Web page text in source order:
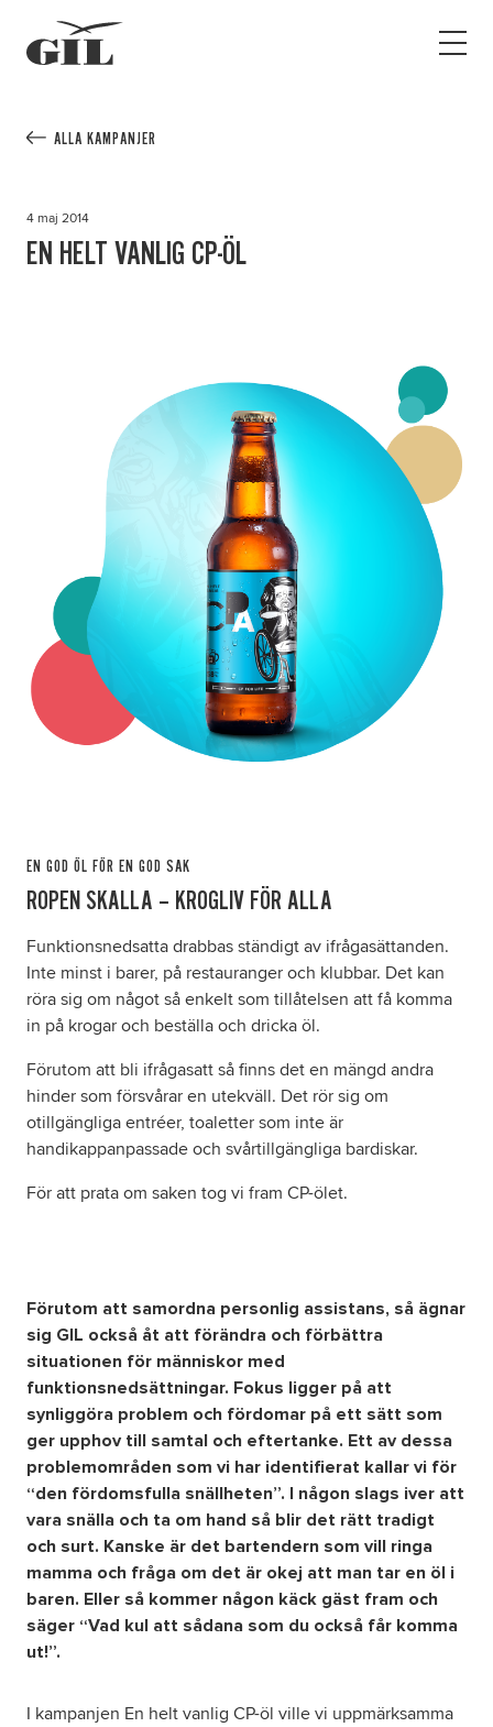
Open
Ha assistans
Jobb
Kampanjer
Om oss
Nyheter
Ordlista
ALLA KAMPANJER
4 maj 2014
EN HELT VANLIG CP-ÖL
EN GOD ÖL FÖR EN GOD SAK
ROPEN SKALLA – KROGLIV FÖR ALLA
Funktionsnedsatta drabbas ständigt av ifrågasättanden.
Inte minst i barer, på restauranger och klubbar. Det kan
röra sig om något så enkelt som tillåtelsen att få komma
in på krogar och beställa och dricka öl.
Förutom att bli ifrågasatt så finns det en mängd andra
hinder som försvårar en utekväll. Det rör sig om
otillgängliga entréer, toaletter som inte är
handikappanpassade och svårtillgängliga bardiskar.
För att prata om saken tog vi fram CP-ölet.
Förutom att samordna personlig assistans, så ägnar
sig GIL också åt att förändra och förbättra
situationen för människor med
funktionsnedsättningar. Fokus ligger på att
synliggöra problem och fördomar på ett sätt som
ger upphov till samtal och eftertanke. Ett av dessa
problemområden som vi har identifierat kallar vi för
“den fördomsfulla snällheten”. I någon slags iver att
vara snälla och ta om hand så blir det rätt tradigt
och surt. Kanske är det bartendern som vill ringa
mamma och fråga om det är okej att man tar en öl i
baren. Eller så kommer någon käck gäst fram och
säger “Vad kul att sådana som du också får komma
ut!”.
I kampanjen En helt vanlig CP-öl ville vi uppmärksamma